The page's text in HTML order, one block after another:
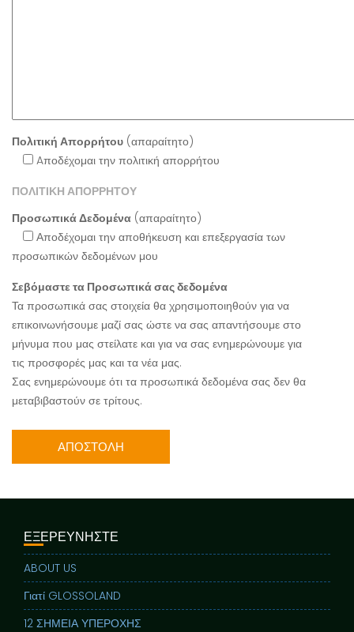
Πολιτική Απορρήτου (απαραίτητο)
Aποδέχομαι την πολιτική απορρήτου
ΠΟΛΙΤΙΚΗ ΑΠΟΡΡΗΤΟΥ
Προσωπικά Δεδομένα (απαραίτητο)
Αποδέχομαι την αποθήκευση και επεξεργασία των
προσωπικών δεδομένων μου
Σεβόμαστε τα Προσωπικά σας δεδομένα
Τα προσωπικά σας στοιχεία θα χρησιμοποιηθούν για να
επικοινωνήσουμε μαζί σας ώστε να σας απαντήσουμε στο
μήνυμα που μας στείλατε και για να σας ενημερώνουμε για
τις προσφορές μας και τα νέα μας.
Σας ενημερώνουμε ότι τα προσωπικά δεδομένα σας δεν θα
μεταβιβαστούν σε τρίτους.
ΕΞΕΡΕΥΝΗΣΤΕ
ABOUT US
Γιατί GLOSSOLAND
12 ΣΗΜΕΙΑ ΥΠΕΡΟΧΗΣ